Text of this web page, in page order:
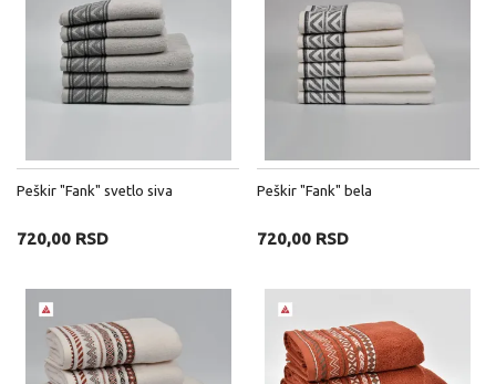
Peškir "Fank" svetlo siva
720,00 RSD
Peškir "Fank" bela
720,00 RSD